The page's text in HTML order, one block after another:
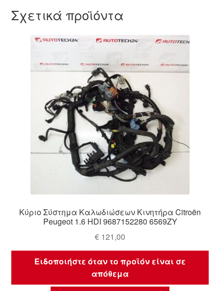
Σχετικά προϊόντα
Κύριο Σύστημα Καλωδιώσεων Κινητήρα Citroën
Peugeot 1.6 HDI 9687152280 6569ZY
€ 121,00
Ειδοποιήστε όταν το προϊόν είναι σε
απόθεμα